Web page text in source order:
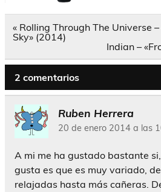
Navegación
de
entradas
« Rolling Through The Universe
Sky» (2014)
Indian –
2 comentarios
Ruben Herrera
20 de enero 2014 a las
A mi me ha gustado bastante
gusta es que es muy variado,
relajadas hasta más cañeras.